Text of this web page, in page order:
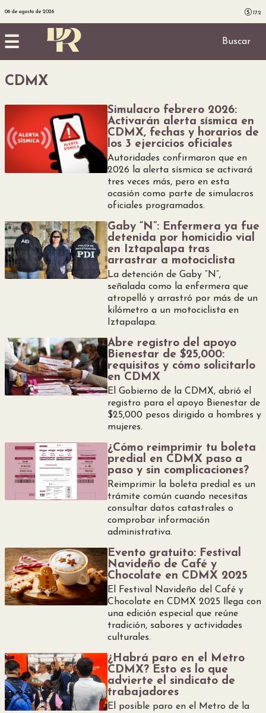
06 de agosto de 2026 17.2
☰ Buscar
Inicio
Noticias
Utilidad
Finanzas
Salud
y
Hogar
Espectáculos
CDMX
Simulacro febrero 2026:
Activarán alerta sísmica en
CDMX, fechas y horarios de
los 3 ejercicios oficiales
Autoridades confirmaron que en
2026 la alerta sísmica se activará
tres veces más, pero en esta
ocasión como parte de simulacros
oficiales programados.
Gaby “N”: Enfermera ya fue
detenida por homicidio vial
en Iztapalapa tras
arrastrar a motociclista
La detención de Gaby “N”,
señalada como la enfermera que
atropelló y arrastró por más de un
kilómetro a un motociclista en
Iztapalapa.
Abre registro del apoyo
Bienestar de $25,000:
requisitos y cómo solicitarlo
en CDMX
El Gobierno de la CDMX, abrió el
registro para el apoyo Bienestar de
$25,000 pesos dirigido a hombres y
mujeres.
¿Cómo reimprimir tu boleta
predial en CDMX paso a
paso y sin complicaciones?
Reimprimir la boleta predial es un
trámite común cuando necesitas
consultar datos catastrales o
comprobar información
administrativa.
Evento gratuito: Festival
Navideño de Café y
Chocolate en CDMX 2025
El Festival Navideño del Café y
Chocolate en CDMX 2025 llega con
una edición especial que reúne
tradición, sabores y actividades
culturales.
¿Habrá paro en el Metro
CDMX? Esto es lo que
advierte el sindicato de
trabajadores
El posible paro en el Metro de la